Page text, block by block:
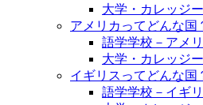
大学・カレッジ
アメリカってどんな国
語学学校－アメ
大学・カレッジ
イギリスってどんな国
語学学校－イギ